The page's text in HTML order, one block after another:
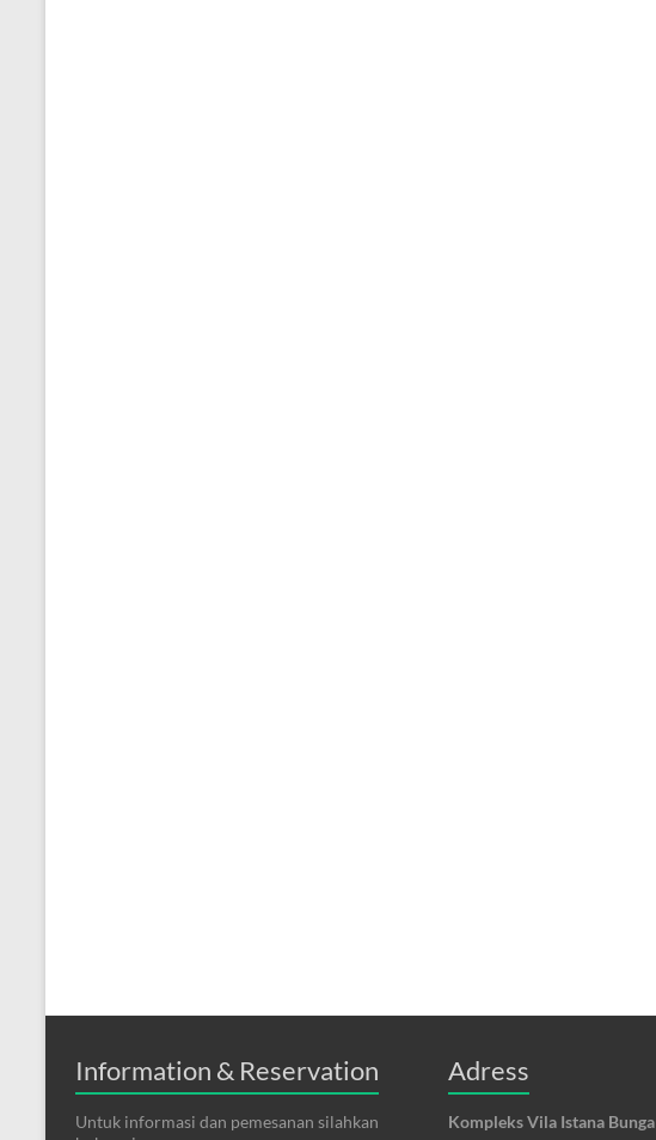
Information & Reservation
Untuk informasi dan pemesanan silahkan
Adress
Kompleks Vila Istana Bunga